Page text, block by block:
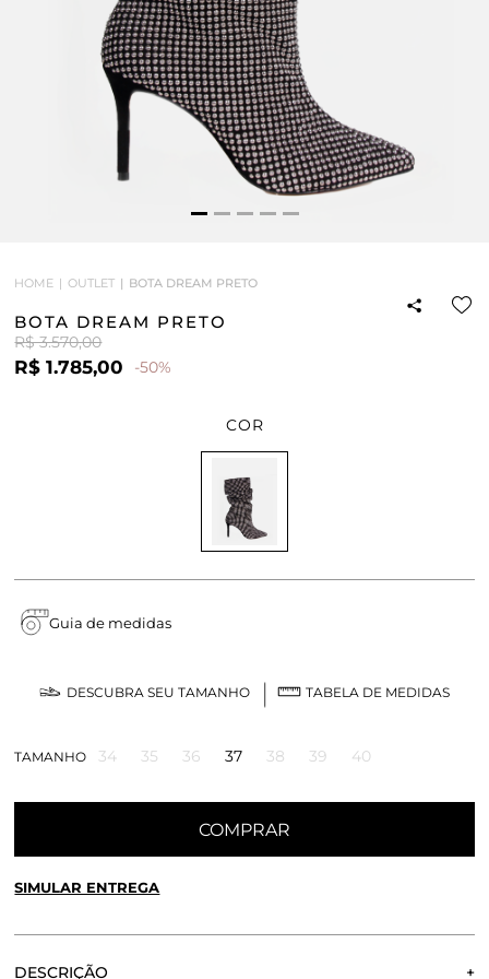
HOME OUTLET BOTA DREAM PRETO
BOTA DREAM PRETO
R$ 3.570,00
R$ 1.785,00 -50%
COR
Guia de medidas
DESCUBRA SEU TAMANHO TABELA DE MEDIDAS
TAMANHO 34 35 36 37 38 39 40
COMPRAR
SIMULAR ENTREGA
DESCRIÇÃO